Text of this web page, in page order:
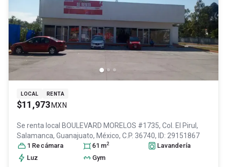
LOCAL RENTA
$11,973 MXN
Se renta local BOULEVARD MORELOS #1735, Col. El Pirul,
Salamanca, Guanajuato, México, C.P. 36740, ID: 29151867
1 Recámara 61 m2
Lavandería
Luz
Gym